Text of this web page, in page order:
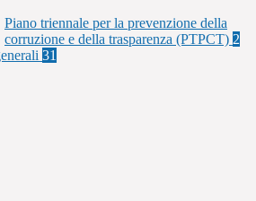
Piano triennale per la prevenzione della
corruzione e della trasparenza (PTPCT) 2
31